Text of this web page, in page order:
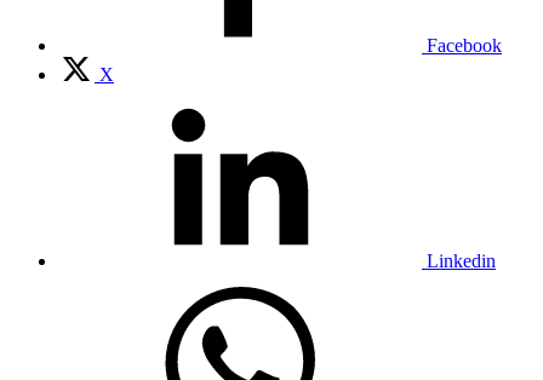
Facebook
X
Linkedin